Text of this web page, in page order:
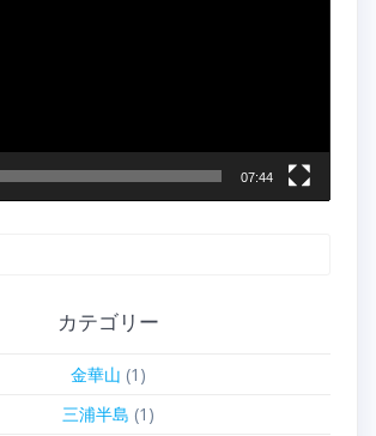
07:44
カテゴリー
金華山 (1)
三浦半島 (1)